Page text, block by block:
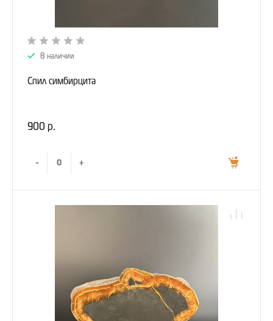
В наличии
Спил симбирцита
900 р.
- +